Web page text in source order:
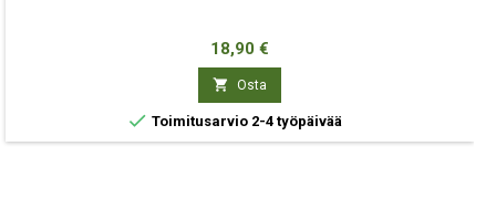
Hinta
18,90 €
 Osta
 Toimitusarvio 2-4 työpäivää